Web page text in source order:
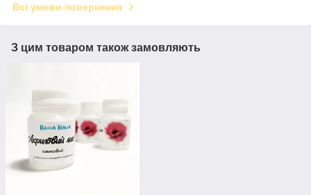
Всі умови повернення
З цим товаром також замовляють